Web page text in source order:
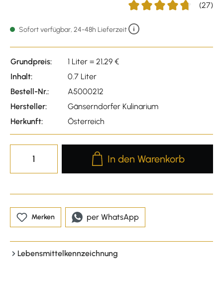
(27)
Sofort verfügbar, 24-48h Lieferzeit
Grundpreis:
1 Liter = 21,29 €
Inhalt:
0.7 Liter
Bestell-Nr.:
A5000212
Hersteller:
Gänserndorfer Kulinarium
Herkunft:
Österreich
Produkt Anzahl: Gib den
In den Warenkorb
Merken per WhatsApp
Lebensmittelkennzeichnung